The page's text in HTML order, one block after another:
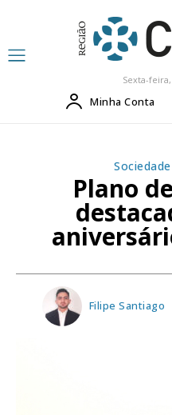
Sexta-
Minha Conta
Sociedade
Plano
Filipe Santiago